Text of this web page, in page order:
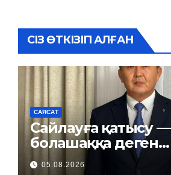
СІЗ ӨТКІЗІП АЛҒАН
САЯСАТ
Сайлауға қатысу —
болашаққа деген
жауапкершілік
05.08.2026